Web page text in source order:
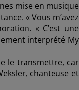
mise en musique
« Vous m’avez
« C’est une
interprété My
le transmettre, car
chanteuse et